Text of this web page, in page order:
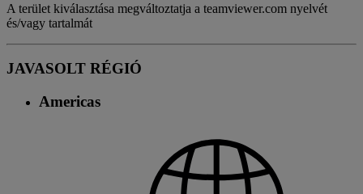
A terület kiválasztása megváltoztatja a teamviewer.com nyelvét
és/vagy tartalmát
JAVASOLT RÉGIÓ
Americas